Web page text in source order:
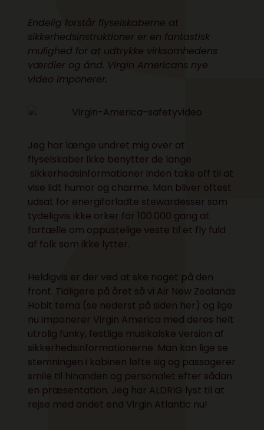
Endelig forstår flyselskaberne at
sikkerhedsinstruktioner er en fantastisk
mulighed for at udtrykke virksomhedens
værdier og ånd. Virgin Americans nye
video imponerer.
Jeg har længe undret mig over at
flyselskaber ikke benytter de lange
sikkerhedsinformationer inden take off til at
vise lidt humor og charme. Man bliver oftest
udsat for energiforladte stewardesser som
tydeligvis ikke orker for 100.000 gang at
fortælle om oppustelige veste til et fly fuld
af folk som ikke lytter.
Heldigvis er der ved at ske noget på den
front. Tidligere på året så vi Air New Zealands
Hobit tema (se nederst på siden her) og lige
nu imponerer Virgin America med deres helt
utrolig funky, festlige musikalske version af
sikkerhedsinformationerne. Man kan lige se
stemningen i kabinen løfte sig og passagerer
smile til hinanden og personalet efter sådan
en præsentation. Jeg har ALDRIG lyst til at
rejse med andet end Virgin Atlantic nu!